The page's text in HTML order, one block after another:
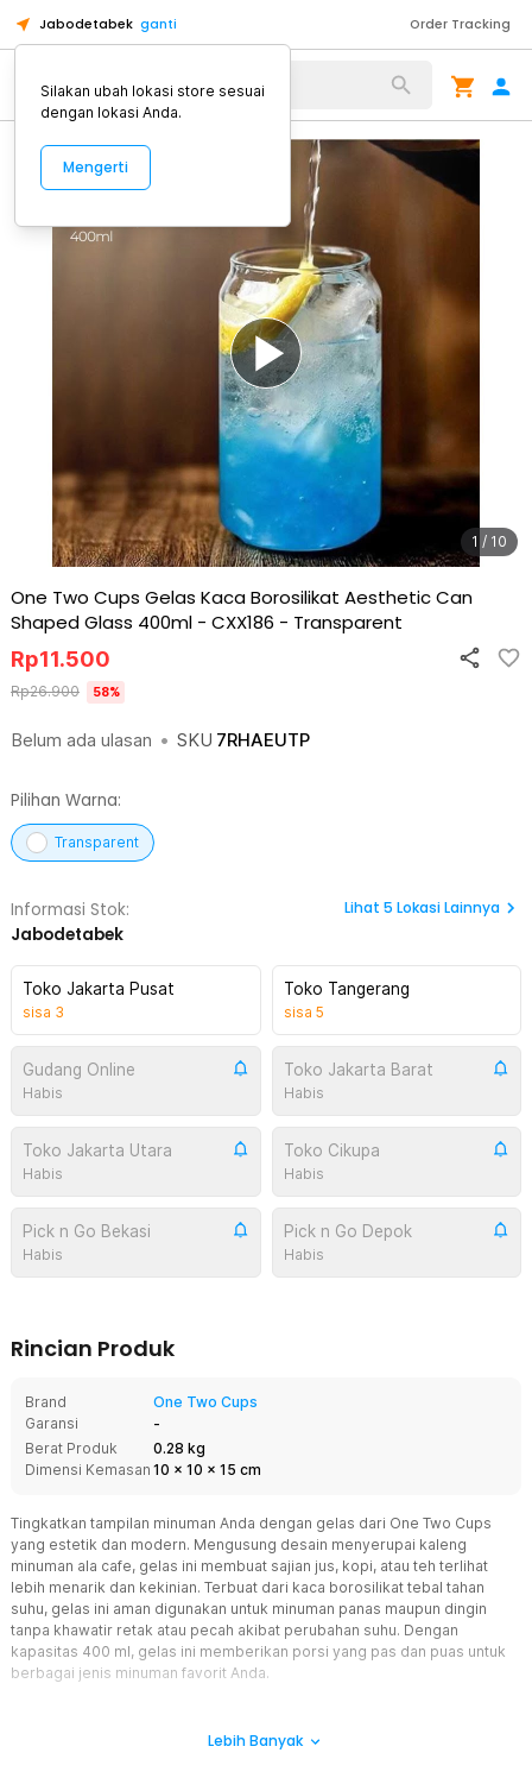
Jabodetabek ganti Order Tracking
Alat Kopi
1 / 10
One Two Cups Gelas Kaca Borosilikat Aesthetic Can
Shaped Glass 400ml - CXX186 - Transparent
Belum ada ulasan • SKU 7RHAEUTP
Rp11.500
Rp26.900 58%
Pilihan Warna:
Transparent
Informasi Stok:
Jabodetabek
Lihat 5 Lokasi Lainnya
Toko Jakarta Pusat
sisa 3
Toko Tangerang
sisa 5
Gudang Online
Habis
Toko Jakarta Barat
Habis
Toko Jakarta Utara
Habis
Toko Cikupa
Habis
Pick n Go Bekasi
Habis
Pick n Go Depok
Habis
Rincian Produk
Brand
One Two Cups
Garansi
-
Berat Produk
0.28 kg
Dimensi Kemasan 10 x 10 x 15 cm
Tingkatkan tampilan minuman Anda dengan gelas dari One Two Cups
yang estetik dan modern. Mengusung desain menyerupai kaleng
minuman ala cafe, gelas ini membuat sajian jus, kopi, atau teh terlihat
lebih menarik dan kekinian. Terbuat dari kaca borosilikat tebal tahan
suhu, gelas ini aman digunakan untuk minuman panas maupun dingin
tanpa khawatir retak atau pecah akibat perubahan suhu. Dengan
kapasitas 400 ml, gelas ini memberikan porsi yang pas dan puas untuk
berbagai jenis minuman favorit Anda.
Lebih Banyak
Silakan ubah lokasi store sesuai
dengan lokasi Anda.
Mengerti